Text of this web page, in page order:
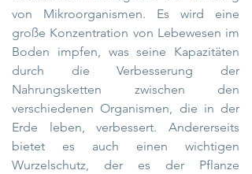
von Mikroorganismen. Es wird eine
große Konzentration von Lebewesen im
Boden impfen, was seine Kapazitäten
durch die Verbesserung der
Nahrungsketten zwischen den
verschiedenen Organismen, die in der
Erde leben, verbessert. Andererseits
bietet es auch einen wichtigen
Wurzelschutz, der es der Pflanze